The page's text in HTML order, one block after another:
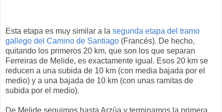
Esta etapa es muy similar a la segunda etapa del tramo
gallego del Camino de Santiago (Francés). De hecho,
quitando los primeros 20 km, que son los que separan
Ferreiras de Melide, es exactamente igual. Esos 20 km se
reducen a una subida de 10 km (con media bajada por el
medio) y a una bajada de 10 km (con unas ramitas de
subida por el medio).